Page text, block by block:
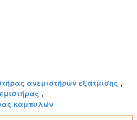
ανεμιστήρων εξάτμισης ,
,
καμπυλών